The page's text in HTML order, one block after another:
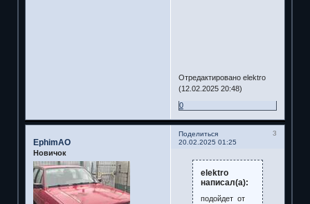
Отредактировано elektro
(12.02.2025 20:48)
0
Поделиться
3
20.02.2025 01:25
EphimAO
Новичок
elektro
написал(а):
подойдет от